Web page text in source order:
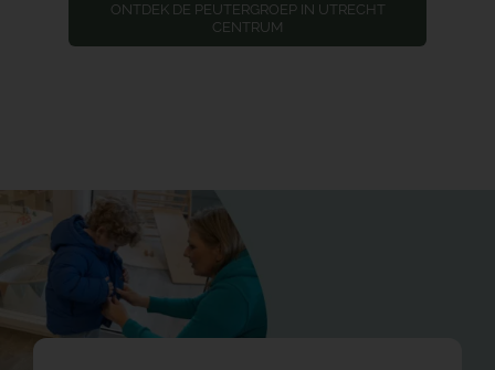
ONTDEK DE PEUTERGROEP IN UTRECHT
CENTRUM